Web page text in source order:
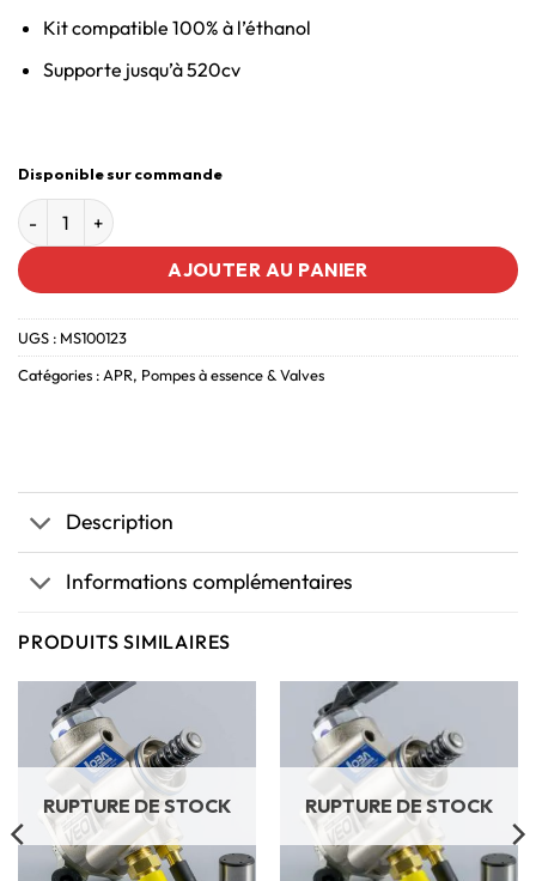
Kit compatible 100% à l’éthanol
Supporte jusqu’à 520cv
Disponible sur commande
AJOUTER AU PANIER
UGS : MS100123
Catégories : APR, Pompes à essence & Valves
Description
Informations complémentaires
PRODUITS SIMILAIRES
RUPTURE DE STOCK RUPTURE DE STOCK